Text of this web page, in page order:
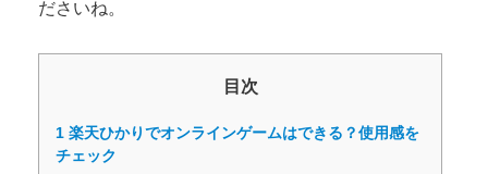
ださいね。
目次
1 楽天ひかりでオンラインゲームはできる？使用感を
チェック